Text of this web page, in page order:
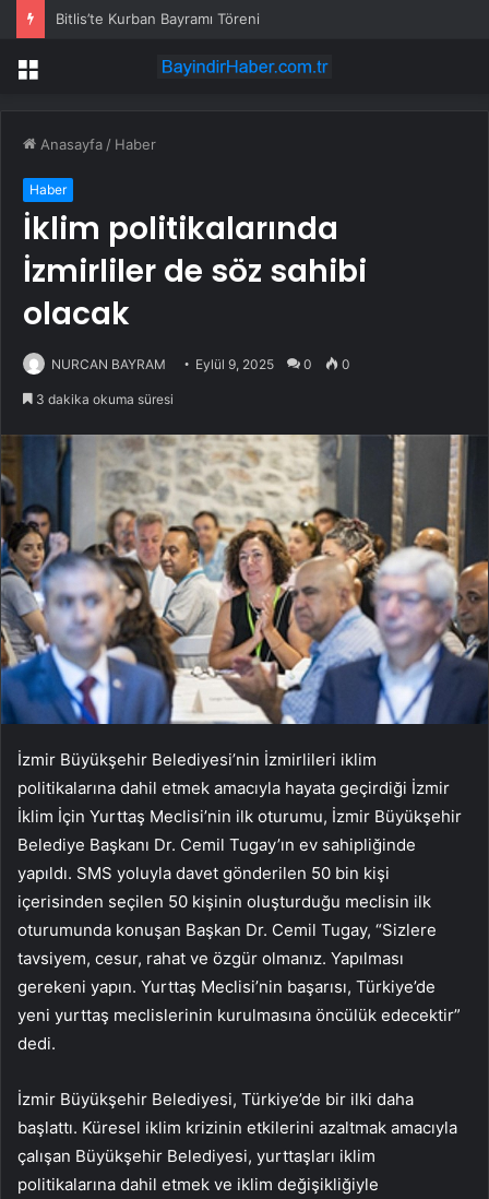
Bitlis’te Kurban Bayramı Töreni
Menü
Anasayfa / Haber
Haber
İklim politikalarında
İzmirliler de söz sahibi
olacak
NURCAN BAYRAM Eylül 9, 2025 0 0
3 dakika okuma süresi
İzmir Büyükşehir Belediyesi’nin İzmirlileri iklim
politikalarına dahil etmek amacıyla hayata geçirdiği İzmir
İklim İçin Yurttaş Meclisi’nin ilk oturumu, İzmir Büyükşehir
Belediye Başkanı Dr. Cemil Tugay’ın ev sahipliğinde
yapıldı. SMS yoluyla davet gönderilen 50 bin kişi
içerisinden seçilen 50 kişinin oluşturduğu meclisin ilk
oturumunda konuşan Başkan Dr. Cemil Tugay, “Sizlere
tavsiyem, cesur, rahat ve özgür olmanız. Yapılması
gerekeni yapın. Yurttaş Meclisi’nin başarısı, Türkiye’de
yeni yurttaş meclislerinin kurulmasına öncülük edecektir”
dedi.
İzmir Büyükşehir Belediyesi, Türkiye’de bir ilki daha
başlattı. Küresel iklim krizinin etkilerini azaltmak amacıyla
çalışan Büyükşehir Belediyesi, yurttaşları iklim
politikalarına dahil etmek ve iklim değişikliğiyle